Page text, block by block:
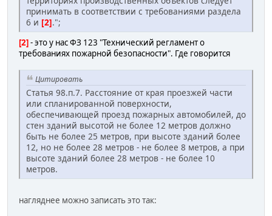
принимать в соответствии с требованиями раздела
6 и [2].";
[2]- это у нас ФЗ 123 "Технический регламент о
требованиях пожарной безопасности". Где говорится
Цитировать
Статья 98.п.7. Расстояние от края проезжей части
или спланированной поверхности,
обеспечивающей проезд пожарных автомобилей, до
стен зданий высотой не более 12 метров должно
быть не более 25 метров, при высоте зданий более
12, но не более 28 метров - не более 8 метров, а при
высоте зданий более 28 метров - не более 10
метров.
нагляднее можно записать это так: